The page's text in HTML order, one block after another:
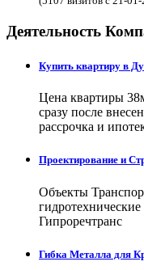
Деятельность
Купить квартиру в
Цена квартиры
сразу после
рассрочка и
Проектирование и
Объекты
Гипроречтранс
Гибка Металла для